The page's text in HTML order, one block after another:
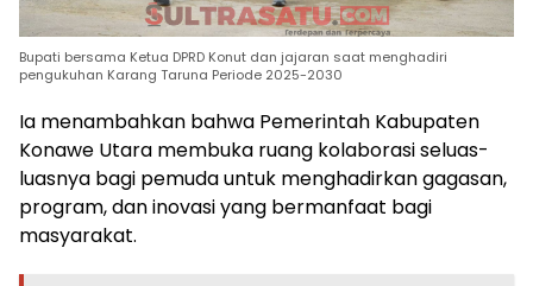
Bupati bersama Ketua DPRD Konut dan jajaran saat menghadiri
pengukuhan Karang Taruna Periode 2025-2030
Ia menambahkan bahwa Pemerintah Kabupaten
Konawe Utara membuka ruang kolaborasi seluas-
luasnya bagi pemuda untuk menghadirkan gagasan,
program, dan inovasi yang bermanfaat bagi
masyarakat.